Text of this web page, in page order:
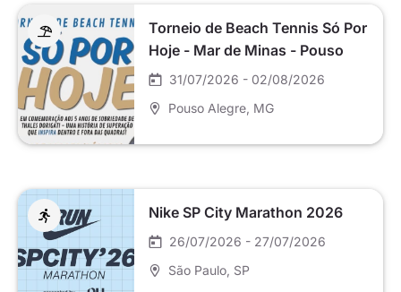
Torneio de Beach Tennis Só Por
Hoje - Mar de Minas - Pouso
Alegre31/07/2026 - 02/08/2026
Pouso Alegre , MG
Nike SP City Marathon 2026
26/07/2026 - 27/07/2026
São Paulo , SP